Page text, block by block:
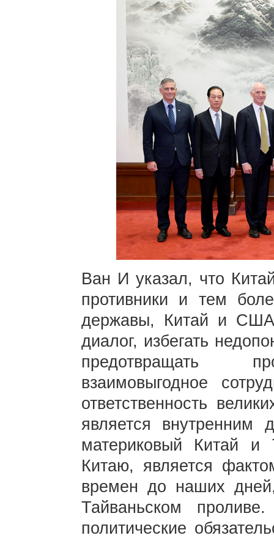
Ван И указал, что
противники и тем
державы, Китай и
диалог, избегать
предотвращать
взаимовыгодное
ответственность
является
материковый Китай и
Китаю, является
времен до наших
Тайваньском
политические